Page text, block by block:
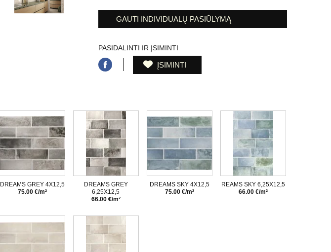
GAUTI INDIVIDUALŲ PASIŪLYMĄ
PASIDALINTI IR ĮSIMINTI
ĮSIMINTI
DREAMS GREY 4X12,5
75.00 €/m²
DREAMS GREY
6,25X12,5
66.00 €/m²
DREAMS SKY 4X12,5
75.00 €/m²
REAMS SKY 6,25X12,5
66.00 €/m²